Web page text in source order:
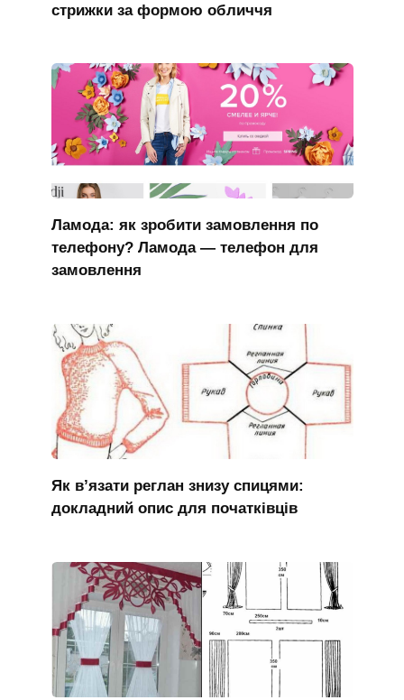
стрижки за формою обличчя
Ламода: як зробити замовлення по
телефону? Ламода — телефон для
замовлення
Як в’язати реглан знизу спицями:
докладний опис для початківців